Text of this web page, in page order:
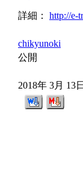
詳細： http://e-
chikyunoki
公開
2018年 3月 13